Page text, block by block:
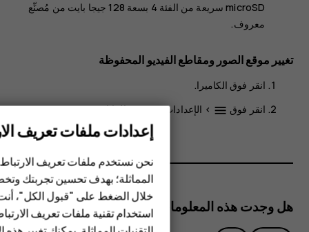
الهواتف الذكية
الهواتف المميزة
HMD Terra M
microSD سريعة من الفئة 4 بسعة 128 جيجا بايت من مُصنِّع
معروف.
تغيير موقع الصور ومقاطع الفيديو المحفوظة
انقر فوق الكاميرا.
انقر فوق menu
> الإعدادات>تخزين البيانات.
هل وجدت هذه المعلومات مفيدة؟
إعدادات ملفات تعريف
نحن نستخدم ملفات تعريف
المماثلة؛ بهدف تحسين تجربتك
خلال الضغط على "قبول الكل"،
استخدام تقنية ملفات تعريف